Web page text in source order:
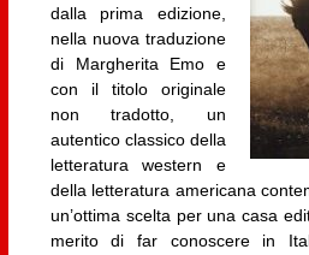
dalla prima edizione,
nella nuova traduzione
di Margherita Emo e
con il titolo originale
non tradotto, un
autentico classico della
letteratura western e
della letteratura americana
un’ottima scelta per una casa
merito di far conoscere in